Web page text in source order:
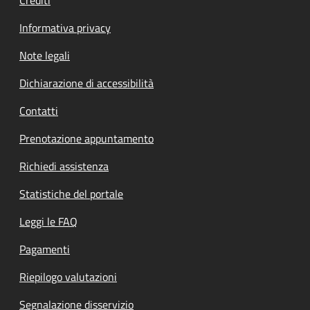
Informativa privacy
Note legali
Dichiarazione di accessibilità
Contatti
Prenotazione appuntamento
Richiedi assistenza
Statistiche del portale
Leggi le FAQ
Pagamenti
Riepilogo valutazioni
Segnalazione disservizio